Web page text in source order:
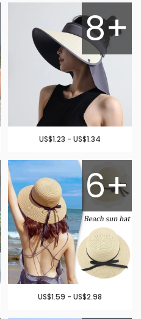
8+
US$1.23 - US$1.34
6+
US$1.59 - US$2.98